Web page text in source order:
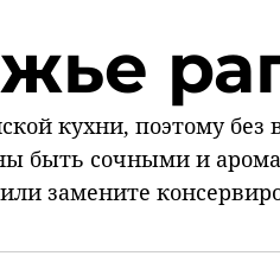
кухни, поэтому
быть сочными и
замените